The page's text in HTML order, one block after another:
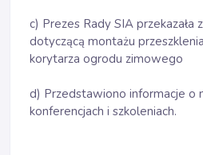
c) Prezes Rady SIA przekazała
dotyczącą montażu
korytarza ogrodu zimowego
d) Przedstawiono informacje o
konferencjach i szkoleniach.